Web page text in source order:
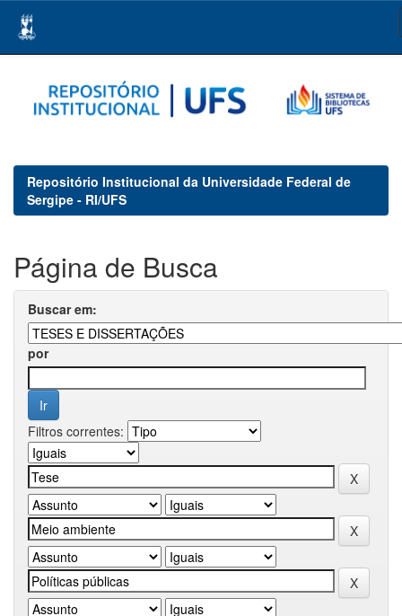
navigation
Repositório Institucional da Universidade Federal de
Sergipe - RI/UFS
Página de Busca
Buscar em:
por
Filtros correntes: